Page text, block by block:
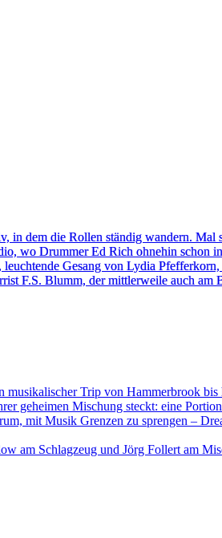
dem die Rollen ständig wandern. Mal
wo Drummer Ed Rich ohnehin schon
Gesang von Lydia
F.S. Blumm, der mittlerweile auch am
Trip von Hammerbrook
geheimen Mischung steckt: eine
mit Musik Grenzen zu sprengen –
am Schlagzeug und Jörg Follert am